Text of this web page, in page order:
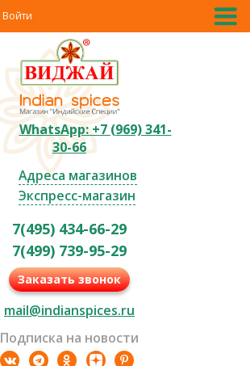
Войти
WhatsApp: +7 (969) 341-
30-66
Адреса магазинов
Экспресс-магазин
7(495) 434-66-29
7(499) 739-95-29
Заказать звонок
mail@indianspices.ru
Подписка на новости